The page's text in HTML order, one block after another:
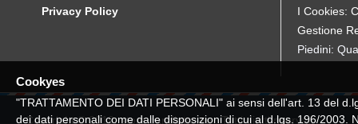
Privacy Policy
I Cookies:
Gestione
Piedini:
Copyright © 2019, store.candiotto.eu , Tutti diritti riservati
Cookyes
"TRATTAMENTO DEI DATI PERSONALI" ai sensi dell'art. 13 del
dei dati personali come dalle disposizioni di cui al d.lgs. 196/2003.